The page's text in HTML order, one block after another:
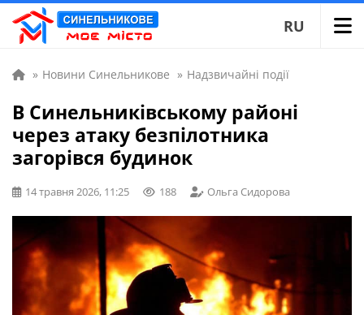
RU
» Новини Синельникове » Надзвичайні події
В Синельниківському районі
через атаку безпілотника
загорівся будинок
14 травня 2026, 11:25 188 Ольга Сидорова